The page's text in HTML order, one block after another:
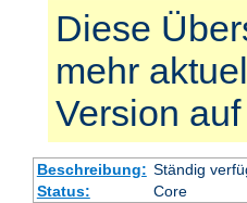
Diese
mehr
Version
Beschreibung: Ständig
Status:
Core